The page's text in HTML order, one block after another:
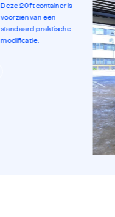
Zo is deze voorzien van
een loopdeur en twee
ventilatieroosters.